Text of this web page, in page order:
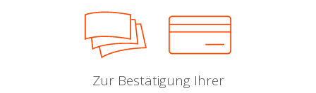
Zur Bestätigung Ihrer